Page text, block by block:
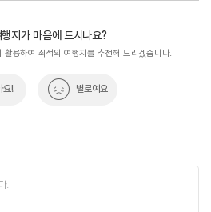
지가 마음에 드시나요?
용하여 최적의 여행지를 추천해 드리겠습니다.
요! 별로예요